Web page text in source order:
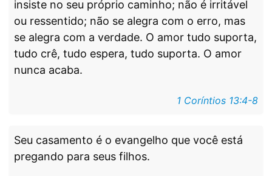
insiste no seu próprio caminho; não é irritável
ou ressentido; não se alegra com o erro, mas
se alegra com a verdade. O amor tudo suporta,
tudo crê, tudo espera, tudo suporta. O amor
nunca acaba.
1 Coríntios 13:4-8
Seu casamento é o evangelho que você está
pregando para seus filhos.